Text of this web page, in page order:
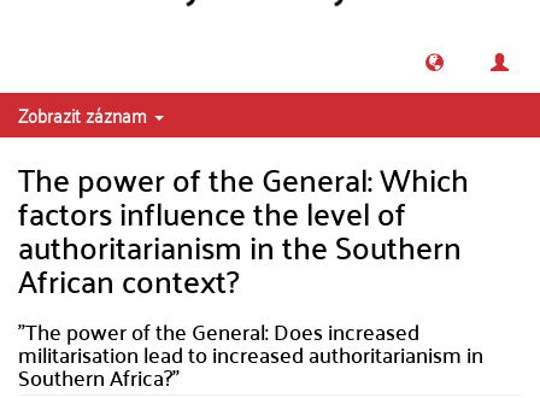
Zobrazit záznam
The power of the General: Which
factors influence the level of
authoritarianism in the Southern
African context?
"The power of the General: Does increased
militarisation lead to increased authoritarianism in
Southern Africa?"